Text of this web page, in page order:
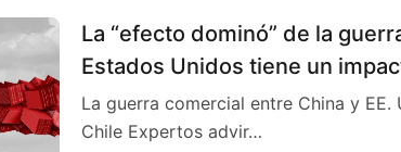
La “efecto dominó” de la
Estados Unidos tiene un
economía de Chile en 2025.
La guerra comercial entre China y
Chile Expertos advir…